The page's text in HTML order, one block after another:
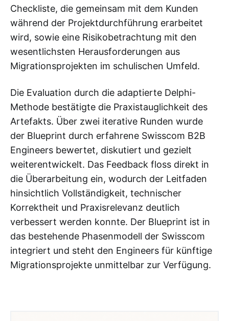
Checkliste, die gemeinsam mit dem Kunden
während der Projektdurchführung erarbeitet
wird, sowie eine Risikobetrachtung mit den
wesentlichsten Herausforderungen aus
Migrationsprojekten im schulischen Umfeld.
Die Evaluation durch die adaptierte Delphi-
Methode bestätigte die Praxistauglichkeit des
Artefakts. Über zwei iterative Runden wurde
der Blueprint durch erfahrene Swisscom B2B
Engineers bewertet, diskutiert und gezielt
weiterentwickelt. Das Feedback floss direkt in
die Überarbeitung ein, wodurch der Leitfaden
hinsichtlich Vollständigkeit, technischer
Korrektheit und Praxisrelevanz deutlich
verbessert werden konnte. Der Blueprint ist in
das bestehende Phasenmodell der Swisscom
integriert und steht den Engineers für künftige
Migrationsprojekte unmittelbar zur Verfügung.